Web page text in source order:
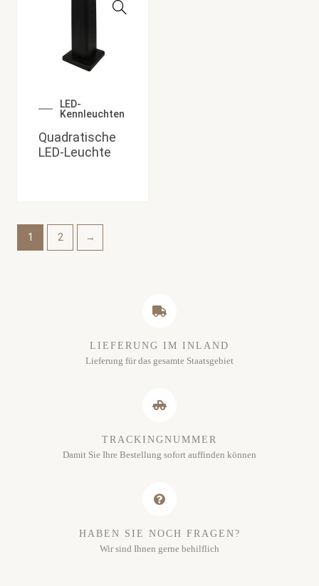
LED-
Kennleuchten
Quadratische
LED-Leuchte
1 2 →
LIEFERUNG IM INLAND
Lieferung für das gesamte Staatsgebiet
TRACKINGNUMMER
Damit Sie Ihre Bestellung sofort auffinden können
HABEN SIE NOCH FRAGEN?
Wir sind Ihnen gerne behilflich